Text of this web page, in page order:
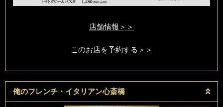
店舗情報＞＞
このお店を予約する＞＞
俺のフレンチ・イタリアン心斎橋